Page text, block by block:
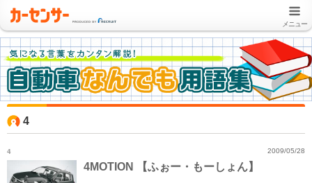
メニュー
4
4 2009/05/28
4MOTION 【ふぉー・もーしょん】